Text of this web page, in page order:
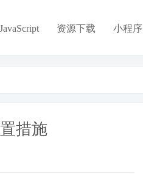
JavaScript 资源下载 小程序
措施